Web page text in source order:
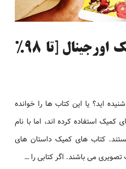
خرید کتاب کمیک اورجینال [تا 98%
اید؟ یا این کتاب ها را خوانده
کمیک استفاده کرده اند، اما با نام
کتاب های کمیک داستان های
می باشند. اگر کتابی را …